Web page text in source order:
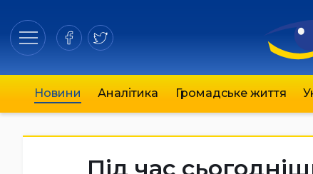
Новини Аналітика Громадське життя
Під час